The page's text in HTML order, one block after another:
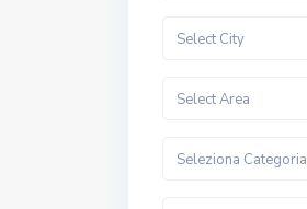
Select City
Select Area
Seleziona Categoria